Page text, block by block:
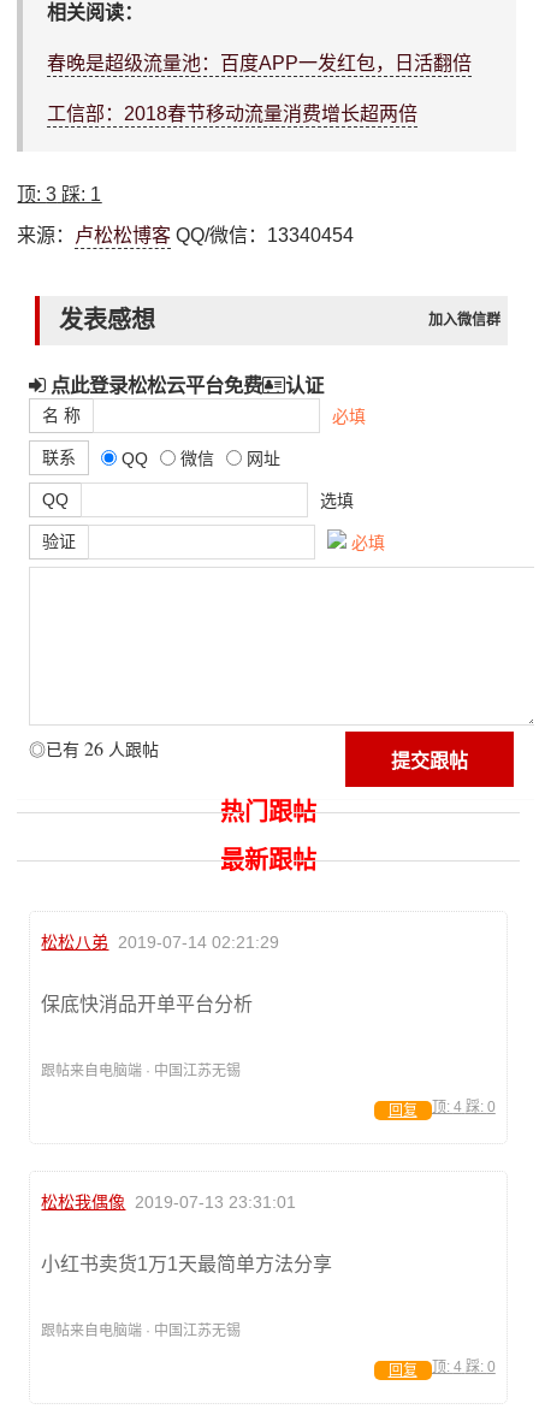
相关阅读：
春晚是超级流量池：百度APP一发红包，日活翻倍
工信部：2018春节移动流量消费增长超两倍
顶:3 踩: 1
来源： 卢松松博客 QQ/微信：13340454
发表感想 加入微信群
点此登录松松云平台免费 认证
名 称 必填
联系 QQ 微信 网址
QQ 选填
验证 必填
◎已有 26 人跟帖
热门跟帖
最新跟帖
松松八弟 2019-07-14 02:21:29
保底快消品开单平台分析
跟帖来自电脑端 · 中国江苏无锡
顶: 4 踩: 0
回复
松松我偶像 2019-07-13 23:31:01
小红书卖货1万1天最简单方法分享
跟帖来自电脑端 · 中国江苏无锡
顶: 4 踩: 0
回复